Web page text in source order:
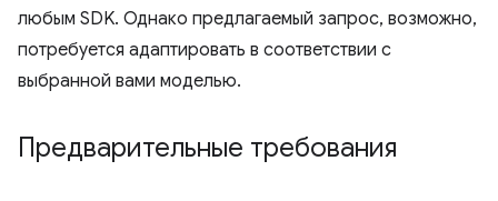
любым SDK. Однако предлагаемый запрос, возможно,
потребуется адаптировать в соответствии с
выбранной вами моделью.
Предварительные требования